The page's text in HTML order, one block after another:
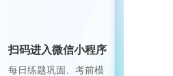
扫码进入微信小程序
每日练题巩固、考前模